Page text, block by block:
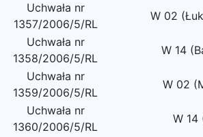
Uchwała nr
1357/2006/5/RL
W 02
Uchwała nr
1358/2006/5/RL
W 14
Uchwała nr
1359/2006/5/RL
W 02
Uchwała nr
1360/2006/5/RL
W 14